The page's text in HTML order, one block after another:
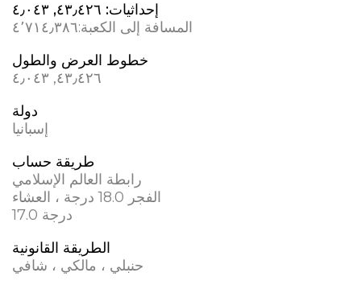
إحداثيات: ٤٣٫٤٢٦, ؜٤٫٠٤٣
المسافة إلى الكعبة:٤٬٧١٤٫٣٨٦
خطوط العرض والطول
٤٣٫٤٢٦, ؜٤٫٠٤٣
دولة
إسبانيا
طريقة حساب
رابطة العالم الإسلامي
الفجر 18.0 درجة ، العشاء
17.0 درجة
الطريقة القانونية
حنبلي ، مالكي ، شافي